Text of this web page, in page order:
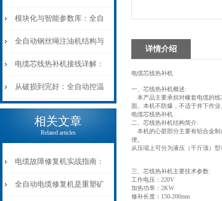
分指南：从“绝缘电
阻”到“波形特征”的精准诊
断逻辑
模块化与智能参数库：全自
动电缆修复机的快速换型逻
辑
全自动钢丝绳注油机结构与
工作原理：揭秘高效润滑的
机械密码
电缆芯线热补机接线详解：
从入门到精通
从破损到完好：全自动控温
电缆热补机的核心价值
相关文章
Related articles
电缆故障修复机实战指南：
从“盲测”到“精确定点”的三
全自动电缆修复机是重塑矿
详情介绍
电缆芯线热补机
一、芯线热补机概述:
本产品主要承担对橡套电缆的线
面。本机不防爆，不适于井下作业
电缆芯线热补机
二、芯线热补机结构简介:
本机的心脏部分主要有铝合金制
便。
从压缩上可分为液压（千斤顶）
三、芯线热补机主要技术参数:
工作电压：220V
加热功率：2KW
修补长度：150-200mm